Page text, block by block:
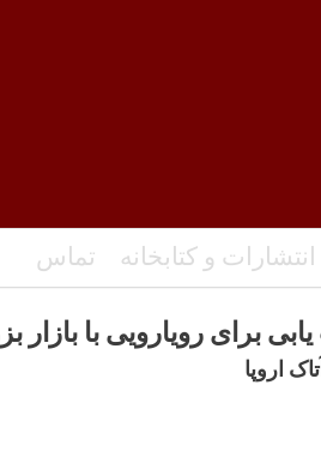
تماس انتشارات و کتابخانه
برای رویارویی با بازار
اروپا